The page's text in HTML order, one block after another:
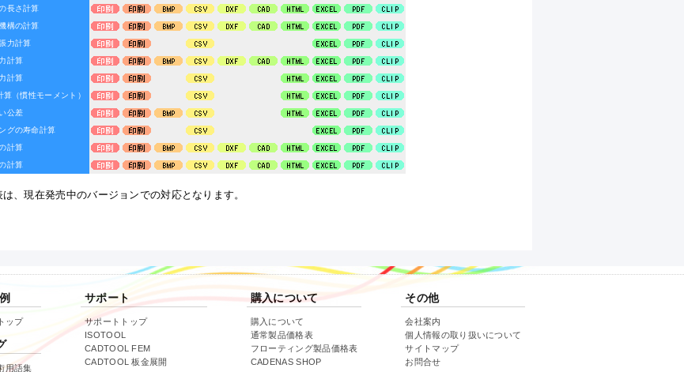
長さ計算
構の計算
力計算
計算
計算
（慣性モーメント）
公差
グの寿命計算
計算
計算
、現在発売中のバージョンでの対応となります。
ップ
用語集
サポート
サポートトップ
ISOTOOL
CADTOOL FEM
CADTOOL 板金展開
購入について
購入について
通常製品価格表
フローティング製品価格表
CADENAS SHOP
その他
会社案内
個人情報の取り扱いについて
サイトマップ
お問合せ